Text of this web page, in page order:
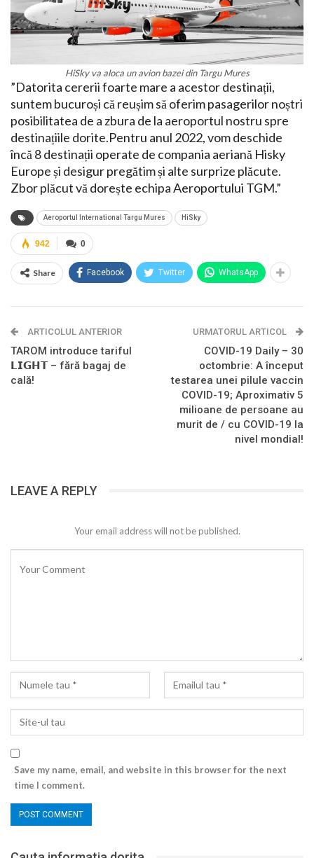
HiSky va aloca un avion bazei din Targu Mures
”Datorita cererii foarte mare a acestor destinații,
suntem bucuroși că reușim să oferim pasagerilor noștri
posibilitatea de a zbura de la aeroportul nostru spre
destinațiile dorite.Pentru anul 2022, vom deschide
încă 8 destinații operate de compania aeriană Hisky
Europe și desigur pregătim și alte surprize plăcute.
Zbor plăcut vă dorește echipa Aeroportului TGM.”
Aeroportul International Targu Mures HiSky
0
942
Share Facebook Twitter WhatsApp
ARTICOLUL ANTERIOR
TAROM introduce tariful
𝗟𝗜𝗚𝗛𝗧 – fără bagaj de
cală!
URMATORUL ARTICOL
COVID-19 Daily – 30
octombrie: A început
testarea unei pilule vaccin
COVID-19; Aproximativ 5
milioane de persoane au
murit de / cu COVID-19 la
nivel mondial!
LEAVE A REPLY
Your email address will not be published.
Save my name, email, and website in this browser for the next
time I comment.